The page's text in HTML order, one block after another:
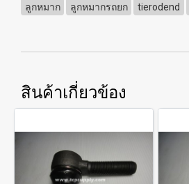
ลูกหมาก ลูกหมากรถยก tierodend
สินค้าเกี่ยวข้อง